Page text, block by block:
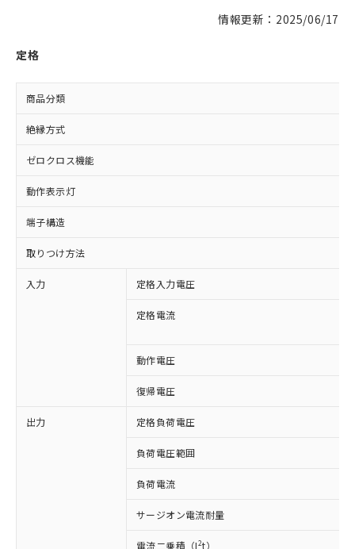
情報更新：2025/06/17
定格
商品分類
絶縁方式
ゼロクロス機能
動作表示灯
端子構造
取りつけ方法
入力 定格入力電圧
定格電流
動作電圧
復帰電圧
出力 定格負荷電圧
負荷電圧範囲
負荷電流
サージオン電流耐量
電流二乗積（I2t）
※1 対応状況
非含有に対応した製品が提供可能な商品で
対応予定：EU RoHS指令（10物質）の非含